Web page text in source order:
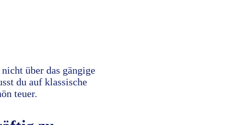
über das gängige
du auf klassische
teuer.